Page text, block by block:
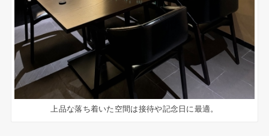
上品な落ち着いた空間は接待や記念日に最適。